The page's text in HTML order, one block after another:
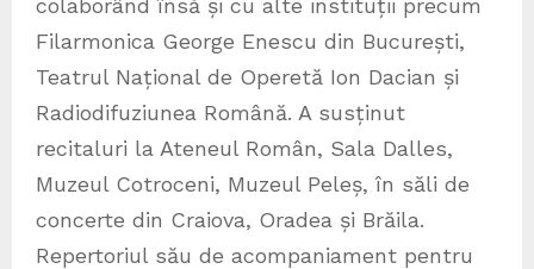
colaborând însă și cu alte instituții precum
Filarmonica George Enescu din București,
Teatrul Național de Operetă Ion Dacian și
Radiodifuziunea Română. A susținut
recitaluri la Ateneul Român, Sala Dalles,
Muzeul Cotroceni, Muzeul Peleș, în săli de
concerte din Craiova, Oradea și Brăila.
Repertoriul său de acompaniament pentru